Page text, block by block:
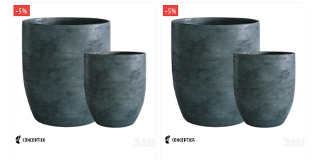
-5% -5%